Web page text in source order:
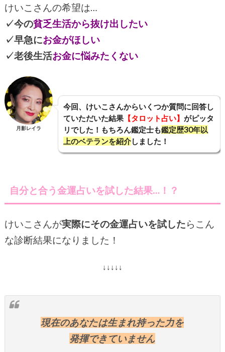
けいこさんの希望は…
✓今の貧乏生活から抜け出したい
✓早急にお金がほしい
✓老後生活お金に悩みたくない
月影レイラ
今回、けいこさんからいくつか質問に回答し
ていただいた結果【タロット占い】 がピッタ
リでした！もちろん鑑定士も鑑定歴30年以
上のベテランを紹介しました！
自分と合う金運占いを試した結果…！？
けいこさんが実際にその金運占いを試したらこん
な診断結果になりました！
↓↓↓↓↓
現在のあなたは生まれ持った力を
発揮できていません